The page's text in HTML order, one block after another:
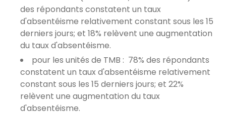
des répondants constatent un taux
d'absentéisme relativement constant sous les 15
derniers jours; et 18% relèvent une augmentation
du taux d'absentéisme.
pour les unités de TMB : 78% des répondants
constatent un taux d'absentéisme relativement
constant sous les 15 derniers jours; et 22%
relèvent une augmentation du taux
d'absentéisme.